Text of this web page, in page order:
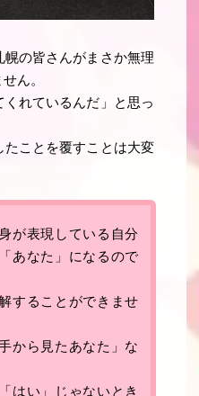
の皆さんがまさか無理
ん。
くれているんだ」と思っ
たことを覆すことは大変
が表現している自分
あなた」になるので
することができませ
から見たあなた」な
はい」じゃないとき